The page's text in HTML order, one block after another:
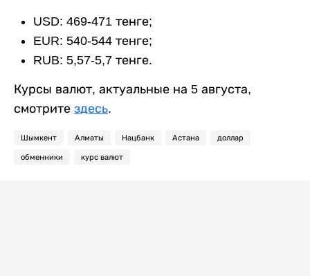
USD: 469-471 тенге;
EUR: 540-544 тенге;
RUB: 5,57-5,7 тенге.
Курсы валют, актуальные на 5 августа,
смотрите здесь.
Шымкент Алматы Нацбанк Астана доллар
обменники курс валют